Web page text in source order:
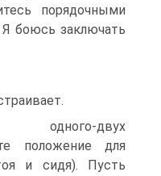
порядочными
боюсь заключать
одного-двух
положение для
и сидя). Пусть